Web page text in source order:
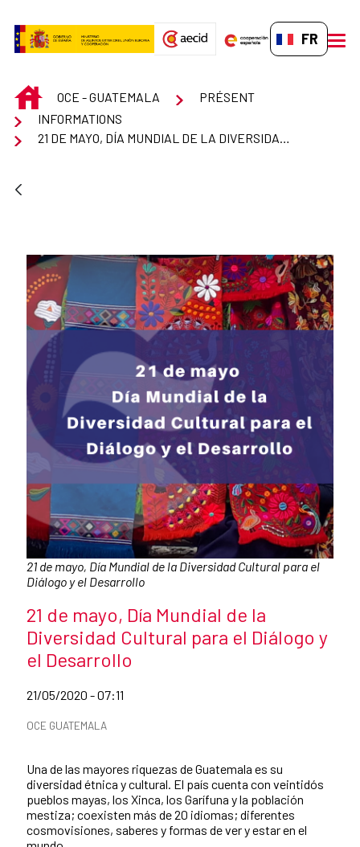
FR-FR
INICIOOCE - GUATEMALA
PRÉSENT
INFORMATIONS
Pie de foto:
21 de mayo, Día Mundial de la Diversidad Cultural para el
Diálogo y el Desarrollo
Título de la noticia
21 de mayo, Día Mundial de la
Diversidad Cultural para el Diálogo y
el Desarrollo
Fecha de publicación de la noticia
21/05/2020 - 07:11
Categorías de la noticia
OCE GUATEMALA
Una de las mayores riquezas de Guatemala es su
diversidad étnica y cultural. El país cuenta con veintidós
pueblos mayas, los Xinca, los Garífuna y la población
mestiza; coexisten más de 20 idiomas; diferentes
cosmovisiones, saberes y formas de ver y estar en el